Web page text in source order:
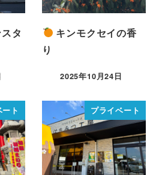
タ
キンモクセイの香
り
2025年10月24日
ト プライベート